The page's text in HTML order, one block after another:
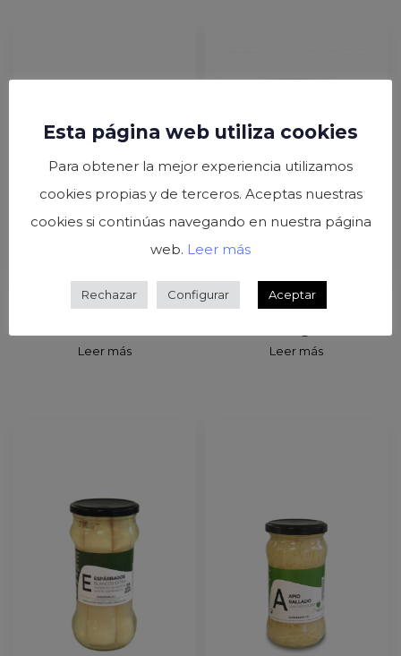
Zanahoria rallada
Leer más
Brotes germinados lata
Leer más
Esta página web utiliza cookies
Para obtener la mejor experiencia utilizamos
cookies propias y de terceros. Aceptas nuestras
cookies si continúas navegando en nuestra página
web. Leer más
Rechazar Configurar Aceptar